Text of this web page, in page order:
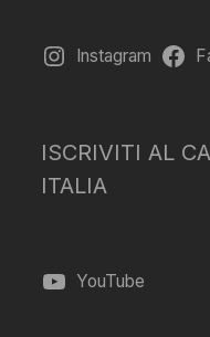
Instagram
ISCRIVITI AL
ITALIA
YouTube